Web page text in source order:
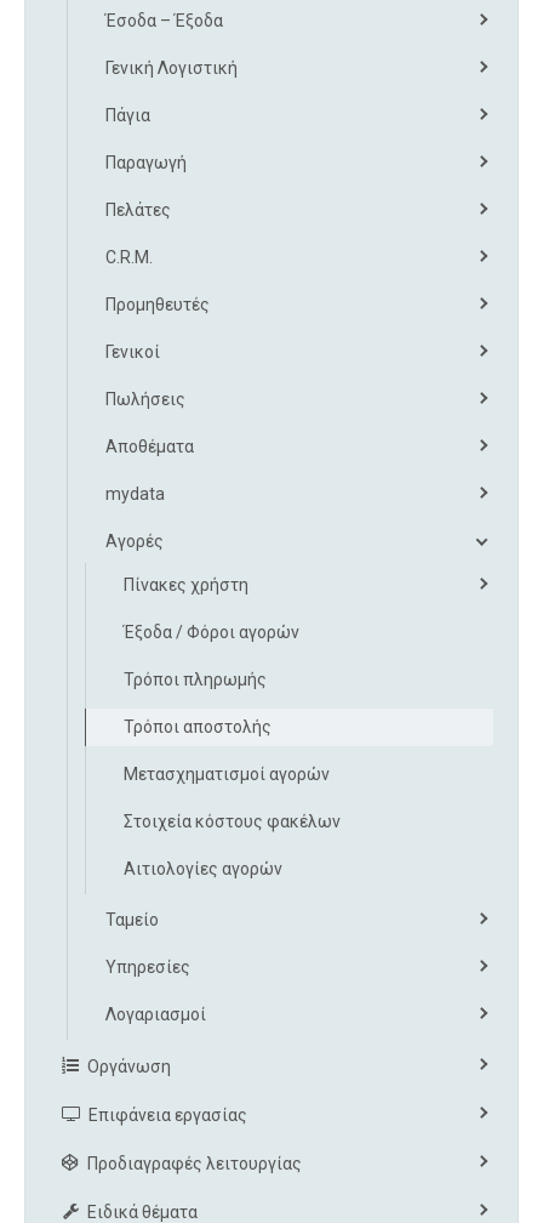
Έσοδα – Έξοδα
Γενική Λογιστική
Πάγια
Παραγωγή
Πελάτες
C.R.M.
Προμηθευτές
Γενικοί
Πωλήσεις
Αποθέματα
mydata
Αγορές
Πίνακες χρήστη
Έξοδα / Φόροι αγορών
Τρόποι πληρωμής
Τρόποι αποστολής
Μετασχηματισμοί αγορών
Στοιχεία κόστους φακέλων
Αιτιολογίες αγορών
Ταμείο
Υπηρεσίες
Λογαριασμοί
Οργάνωση
Επιφάνεια εργασίας
Προδιαγραφές λειτουργίας
Ειδικά θέματα